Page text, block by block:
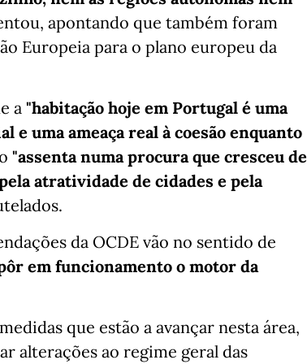
apontando que também foram
Europeia para o plano europeu da
a "habitação hoje em Portugal é uma
e uma ameaça real à coesão enquanto
"assenta numa procura que cresceu de
atratividade de cidades e pela
da OCDE vão no sentido de
em funcionamento o motor da
que estão a avançar nesta área,
alterações ao regime geral das